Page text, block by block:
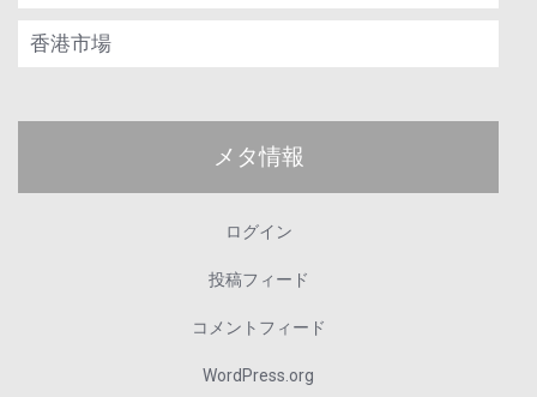
香港市場
メタ情報
ログイン
投稿フィード
コメントフィード
WordPress.org